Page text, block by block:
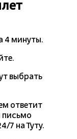
4 минуты.
выбрать
ответит
письмо
7 на Туту.